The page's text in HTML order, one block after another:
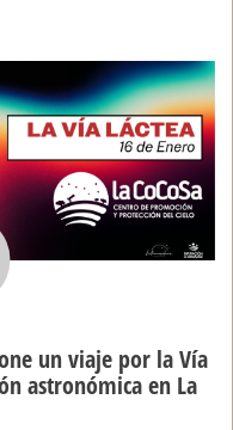
un viaje por la Vía
astronómica en La